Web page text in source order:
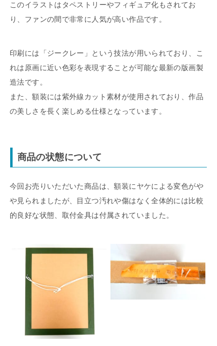
このイラストはタペストリーやフィギュア化もされてお
り、ファンの間で非常に人気が高い作品です。
印刷には「ジークレー」という技法が用いられており、こ
れは原画に近い色彩を表現することが可能な最新の版画製
造法です。
また、額装には紫外線カット素材が使用されており、作品
の美しさを長く楽しめる仕様となっています。
商品の状態について
今回お売りいただいた商品は、額装にヤケによる変色がや
や見られましたが、目立つ汚れや傷はなく全体的には比較
的良好な状態、取付金具は付属されていました。